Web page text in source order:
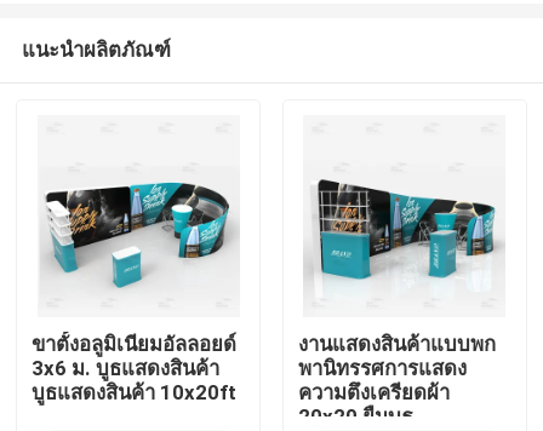
บ้าน
แนะนำผลิตภัณฑ์
ขาตั้งอลูมิเนียมอัลลอยด์
3x6 ม. บูธแสดงสินค้า
บูธแสดงสินค้า 10x20ft
งานแสดงสินค้าแบบพก
พานิทรรศการแสดง
ความตึงเครียดผ้า
20x20 ยืนบูธ